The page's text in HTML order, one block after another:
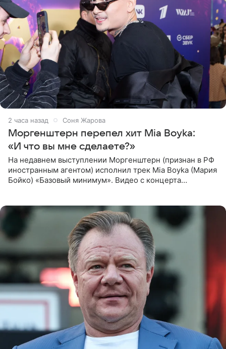
2 часа назад Соня Жарова
Моргенштерн перепел хит Mia Boyka:
«И что вы мне сделаете?»
На недавнем выступлении Моргенштерн (признан в РФ
иностранным агентом) исполнил трек Mia Boyka (Мария
Бойко) «Базовый минимум». Видео с концерта